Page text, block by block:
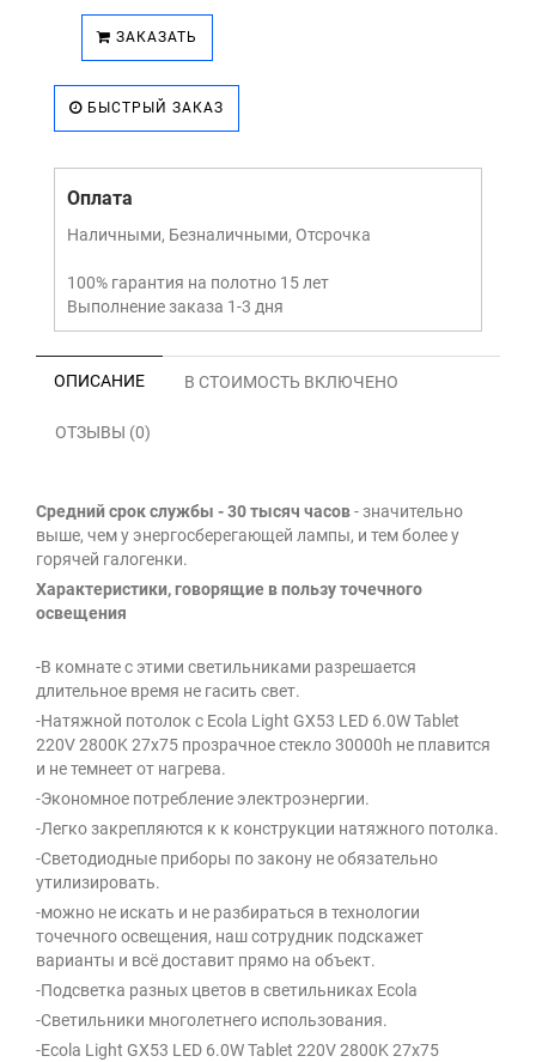
ЗАКАЗАТЬ
БЫСТРЫЙ ЗАКАЗ
Оплата
Наличными, Безналичными, Отсрочка
100% гарантия на полотно 15 лет
Выполнение заказа 1-3 дня
ОПИСАНИЕ В СТОИМОСТЬ ВКЛЮЧЕНО
ОТЗЫВЫ (0)
Средний срок службы - 30 тысяч часов- значительно
выше, чем у энергосберегающей лампы, и тем более у
горячей галогенки.
Характеристики, говорящие в пользу точечного
освещения
-В комнате с этими светильниками разрешается
длительное время не гасить свет.
-Натяжной потолок с Ecola Light GX53 LED 6.0W Tablet
220V 2800K 27x75 прозрачное стекло 30000h не плавится
и не темнеет от нагрева.
-Экономное потребление электроэнергии.
-Легко закрепляются к к конструкции натяжного потолка.
-Светодиодные приборы по закону не обязательно
утилизировать.
-можно не искать и не разбираться в технологии
точечного освещения, наш сотрудник подскажет
варианты и всё доставит прямо на объект.
-Подсветка разных цветов в светильниках Ecola
-Светильники многолетнего использования.
-Ecola Light GX53 LED 6.0W Tablet 220V 2800K 27x75